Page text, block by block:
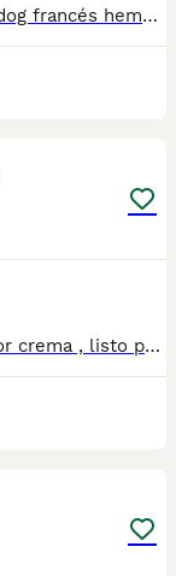
📲Laura 677983742 - 613283995 🤍*Bulldog francés hembra merle fawn*🤍 ¿Buscas un nuevo compañero para tu hogar? ❤️ Tenemos preciosos cachorros listos para encontrar una familia responsable. ✅ Vacunados ✅ Desparasitados ✅ Cartilla sanitaria ✅ Garantías incluidas ✅ Máxima atención y cuidado Se hacen envíos a toda España: Andalucía: Almería, Cádiz, Córdoba, Granada, Huelva, Jaén, Málaga, Sevilla.Aragón: Huesca, Teruel, Zaragoza.Asturias: Oviedo.Baleares: Palma.Canarias: Las Palmas de Gran Canaria, Santa Cruz de Tenerife.Cantabria: Santander.Castilla-La Mancha: Albacete, Ciudad Real, Cuenca, Guadalajara, Toledo.Castilla y León: Ávila, Burgos, León, Palencia, Salamanca, Segovia, Soria, Valladolid, Zamora.Cataluña: Barcelona, Gerona (Girona), Lérida (Lleida), Tarragona.Comunidad Valenciana: Alicante, Castellón de la Plana, Valencia.Extremadura: Badajoz, Cáceres.Galicia: La Coruña (A Coruña), Lugo, Orense (Ourense), Pontevedra.La Rioja: Logroño.Madrid: Madrid.Murcia: Murcia.Navarra: Pamplona.País Vasco: Bilbao (Vizcaya), San Sebastián (Guipúzcoa), Vitoria (Álava). 🐾 Cachorros sanos, sociables y criados con mucho cariño. 📲 ¡Pregunta sin compromiso por disponibilidad, fotos y precios por mensaje privado!
Machito de bulldog francés big rope color crema , listo para entregar con todas sus vacunas. Caracter de 10 criado con mucho amor por lo que hacemos